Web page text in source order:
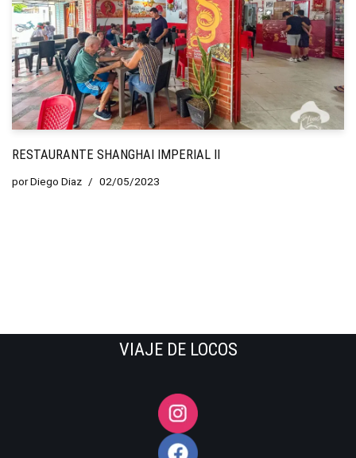
RESTAURANTE SHANGHAI IMPERIAL II
porDiego Diaz 02/05/2023
VIAJE DE LOCOS